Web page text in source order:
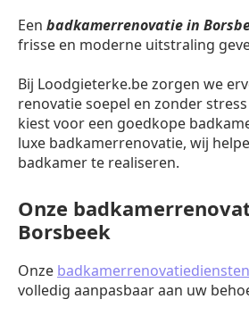
Een badkamerrenovatie in
frisse en moderne uitstraling
Bij Loodgieterke.be zorgen we
renovatie soepel en zonder
kiest voor een goedkope
luxe badkamerrenovatie, wij
badkamer te realiseren.
Onze
Borsbeek
Onze badkamerrenovatiediensten
volledig aanpasbaar aan uw